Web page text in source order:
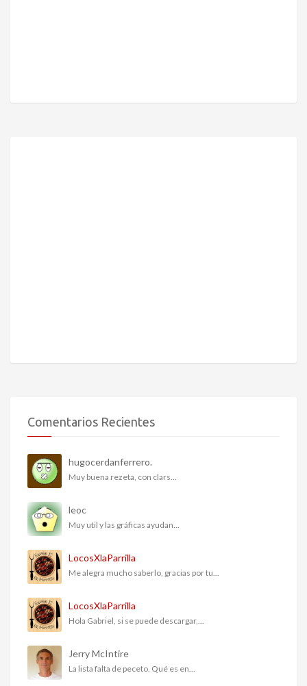
Comentarios Recientes
hugocerdanferrero.
Muy buena rezeta, con clars...
leoc
Muy util y las gráficas ayudan...
LocosXlaParrilla
Me alegra mucho saberlo, gracias por tu...
LocosXlaParrilla
Hola Gabriel, si se puede descargar,...
Jerry McIntire
La lista falta de peceto. Qué es en...